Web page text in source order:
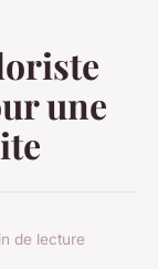
une
de lecture